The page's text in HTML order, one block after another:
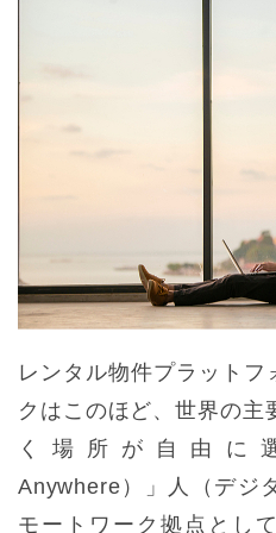
レンタル物件プラットフ
クはこのほど、世界の主
く場所が自由に
Anywhere）」人（デジ
モートワーク拠点とし